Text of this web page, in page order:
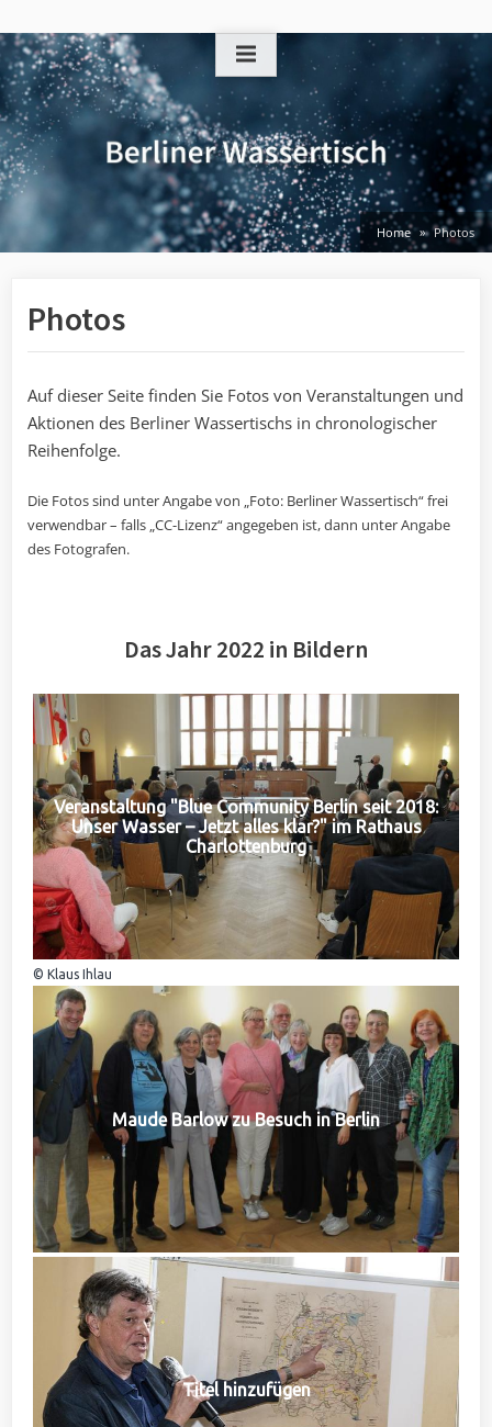
to
content
Home Photos
Photos
Auf dieser Seite finden Sie Fotos von Veranstaltungen und
Aktionen des Berliner Wassertischs in chronologischer
Reihenfolge.
Die Fotos sind unter Angabe von „Foto: Berliner Wassertisch“ frei
verwendbar – falls „CC-Lizenz“ angegeben ist, dann unter Angabe
des Fotografen.
Das Jahr 2022 in Bildern
Veranstaltung "Blue Community Berlin seit 2018:
Unser Wasser – Jetzt alles klar?" im Rathaus
Charlottenburg
© Klaus Ihlau
Maude Barlow zu Besuch in Berlin
Titel hinzufügen